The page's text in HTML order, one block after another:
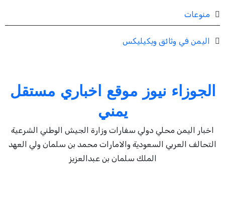
منوعات
اليمن في وثائق ويكيليكس
الجوزاء نيوز موقع اخباري مستقل
يمني
اخبار اليمن محلي دولي سفارات وزارة الجيش الوطني الشرعية
التحالف العربي السعودية والامارات محمد بن سلمان ولي العهد
الملك سلمان بن عبدالعزيز